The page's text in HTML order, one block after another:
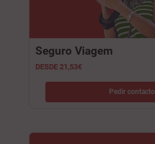
Seguro Viagem​
DESDE 21,53€
Pedir contacto